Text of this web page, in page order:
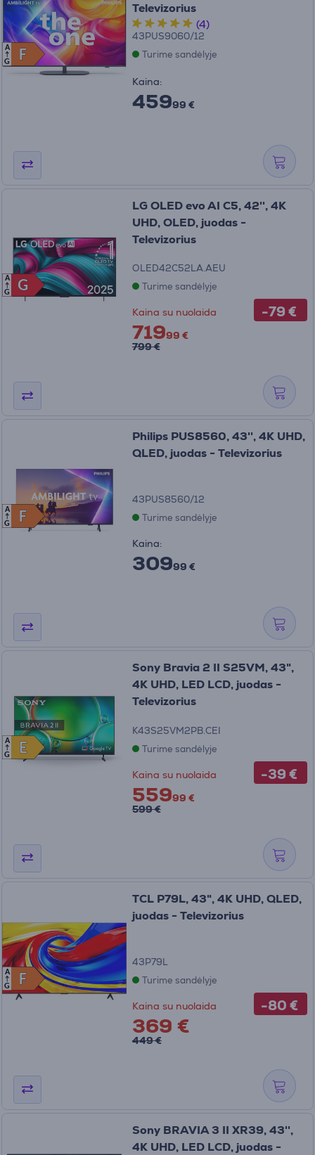
F
F
A
G
Televizorius
(4)
43PUS9060/12
Turime sandėlyje
Kaina:
45999 €
-79 €
G
G
A
G
LG OLED evo AI C5, 42'', 4K
UHD, OLED, juodas -
Televizorius
OLED42C52LA.AEU
Turime sandėlyje
Kaina su nuolaida
71999 €
799 €
F
F
A
G
Philips PUS8560, 43'', 4K UHD,
QLED, juodas - Televizorius
43PUS8560/12
Turime sandėlyje
Kaina:
30999 €
-39 €
E
E
A
G
Sony Bravia 2 II S25VM, 43",
4K UHD, LED LCD, juodas -
Televizorius
K43S25VM2PB.CEI
Turime sandėlyje
Kaina su nuolaida
55999 €
599 €
-80 €
F
F
A
G
TCL P79L, 43", 4K UHD, QLED,
juodas - Televizorius
43P79L
Turime sandėlyje
Kaina su nuolaida
369 €
449 €
Sony BRAVIA 3 II XR39, 43'',
4K UHD, LED LCD, juodas -